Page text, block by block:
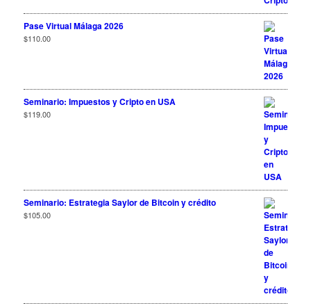
Pase Virtual Málaga 2026
$110.00
Seminario: Impuestos y Cripto en USA
$119.00
Seminario: Estrategia Saylor de Bitcoin y crédito
$105.00